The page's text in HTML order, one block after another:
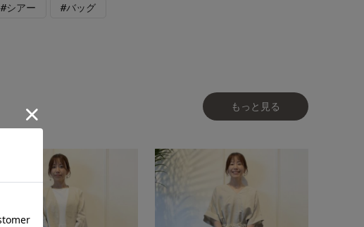
#シアー #バッグ
もっと見る